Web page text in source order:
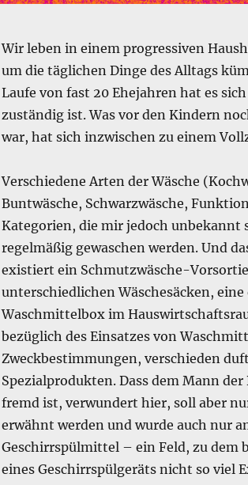
Wir leben in einem progressiven
um die täglichen Dinge des Alltags
Laufe von fast 20 Ehejahren hat es
zuständig ist. Was vor den Kindern
war, hat sich inzwischen zu einem
Verschiedene Arten der Wäsche
Buntwäsche, Schwarzwäsche,
Kategorien, die mir jedoch unbekannt
regelmäßig gewaschen werden. Und
existiert ein Schmutzwäsche-
unterschiedlichen Wäschesäcken,
Waschmittelbox im
bezüglich des Einsatzes von
Zweckbestimmungen, verschieden
Spezialprodukten. Dass dem Mann
fremd ist, verwundert hier, soll aber
erwähnt werden und wurde auch nur
Geschirrspülmittel – ein Feld, zu dem
eines Geschirrspülgeräts nicht so viel